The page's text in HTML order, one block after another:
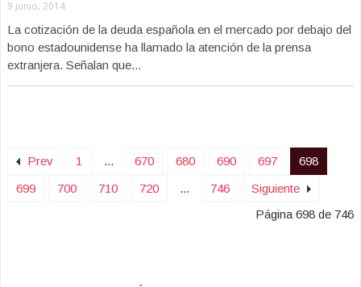
9 junio, 2014
La cotización de la deuda española en el mercado por debajo del
bono estadounidense ha llamado la atención de la prensa
extranjera. Señalan que...
Prev 1 ... 670 680 690 697
698
699
700 710 720 ... 746
Siguiente
Página 698 de 746